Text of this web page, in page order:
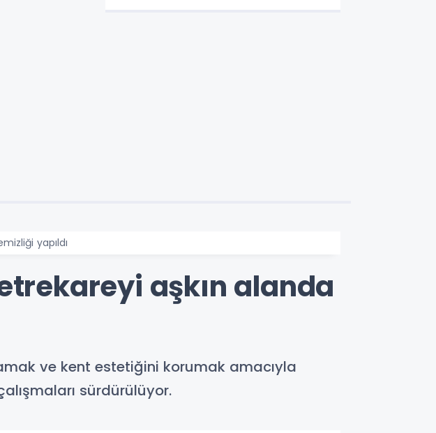
yapıldı
aşkın alanda
ve kent estetiğini korumak amacıyla
sürdürülüyor.